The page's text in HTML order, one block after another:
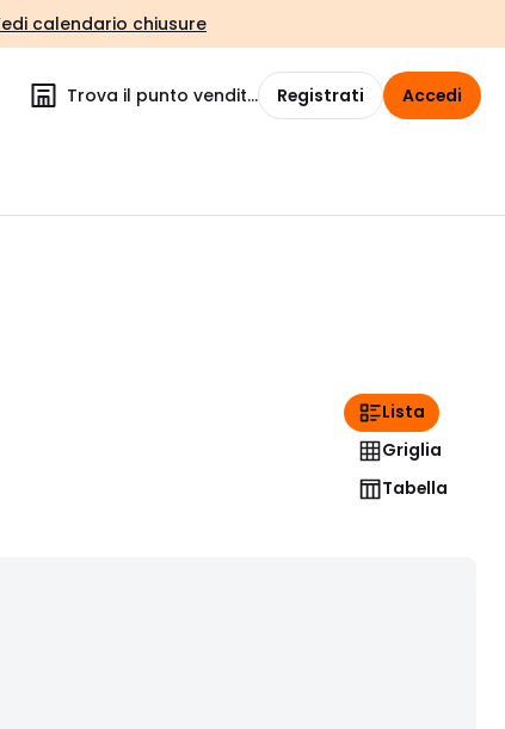
calendario chiusure
Trova il punto vendita Registrati Accedi
Lista
Griglia
Tabella